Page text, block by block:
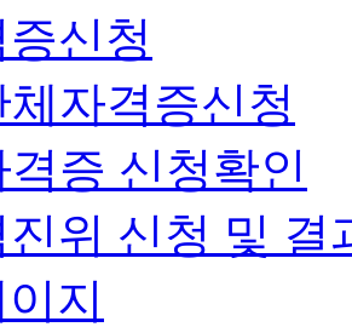
신청
체자격증신청
격증 신청확인
진위 신청 및 결
지